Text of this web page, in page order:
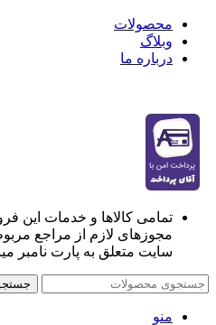
محصولات
وبلاگ
درباره ما
تمامی کالاها و خدمات این
مجوزهای لازم از مراجع
سایت متعلق به پارت نامبر
منو